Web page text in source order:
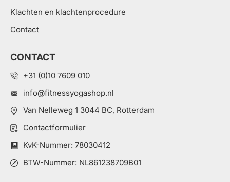
Klachten en klachtenprocedure
Contact
CONTACT
+31 (0)10 7609 010
info@fitnessyogashop.nl
Van Nelleweg 1 3044 BC, Rotterdam
Contactformulier
KvK-Nummer: 78030412
BTW-Nummer: NL861238709B01